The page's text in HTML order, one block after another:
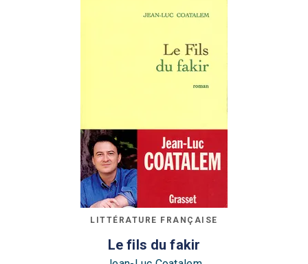
LITTÉRATURE FRANÇAISE
Le fils du fakir